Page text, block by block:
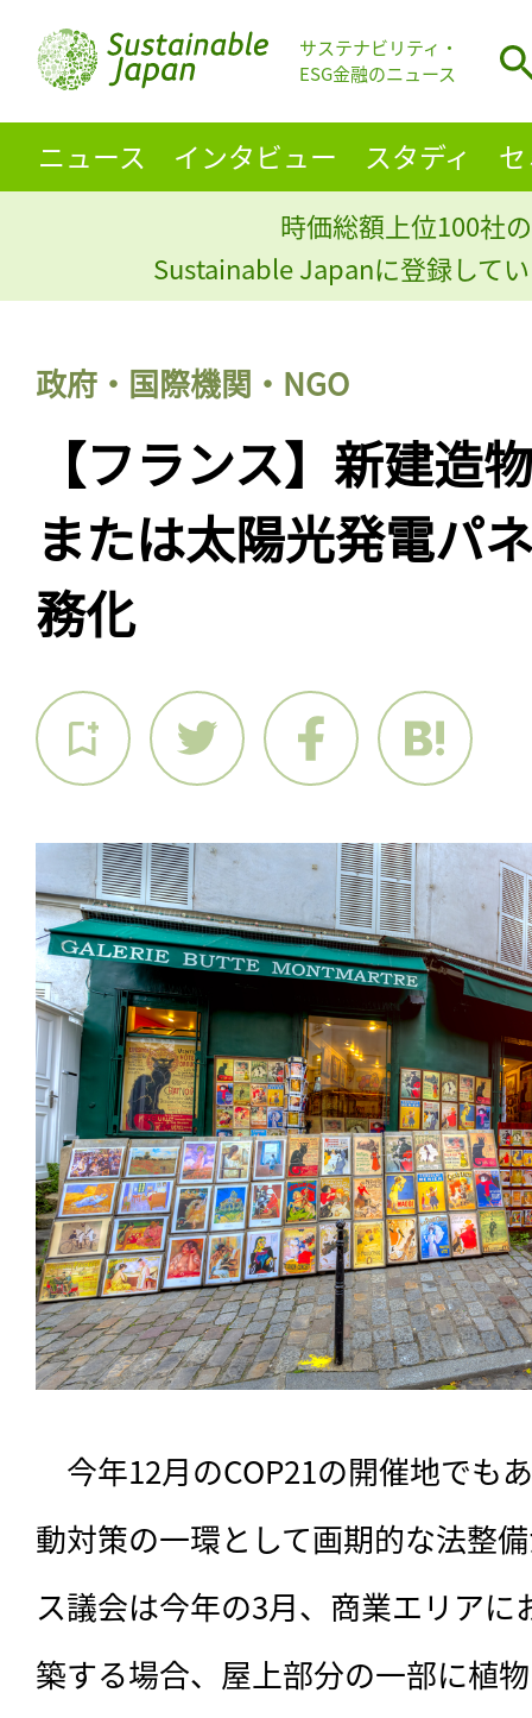
サステナビリティ・
ESG金融のニュース
ニュース インタビュー スタディ
時価総額上位100社
Sustainable Japanに登録して
政府・国際機関・NGO
【フランス】新建造
または太陽光発電パ
務化
今年12月のCOP21の開催地でも
動対策の一環として画期的な法整
ス議会は今年の3月、商業エリア
築する場合、屋上部分の一部に植